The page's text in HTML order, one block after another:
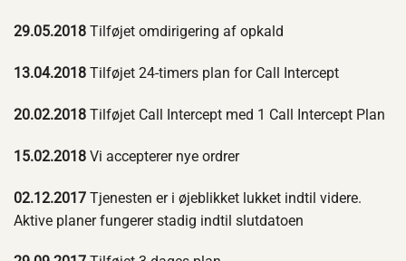
29.05.2018 Tilføjet omdirigering af opkald
13.04.2018 Tilføjet 24-timers plan for Call Intercept
20.02.2018 Tilføjet Call Intercept med 1 Call Intercept Plan
15.02.2018 Vi accepterer nye ordrer
02.12.2017 Tjenesten er i øjeblikket lukket indtil videre.
Aktive planer fungerer stadig indtil slutdatoen